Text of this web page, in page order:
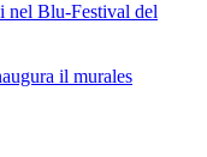
nel Blu-Festival del
il murales